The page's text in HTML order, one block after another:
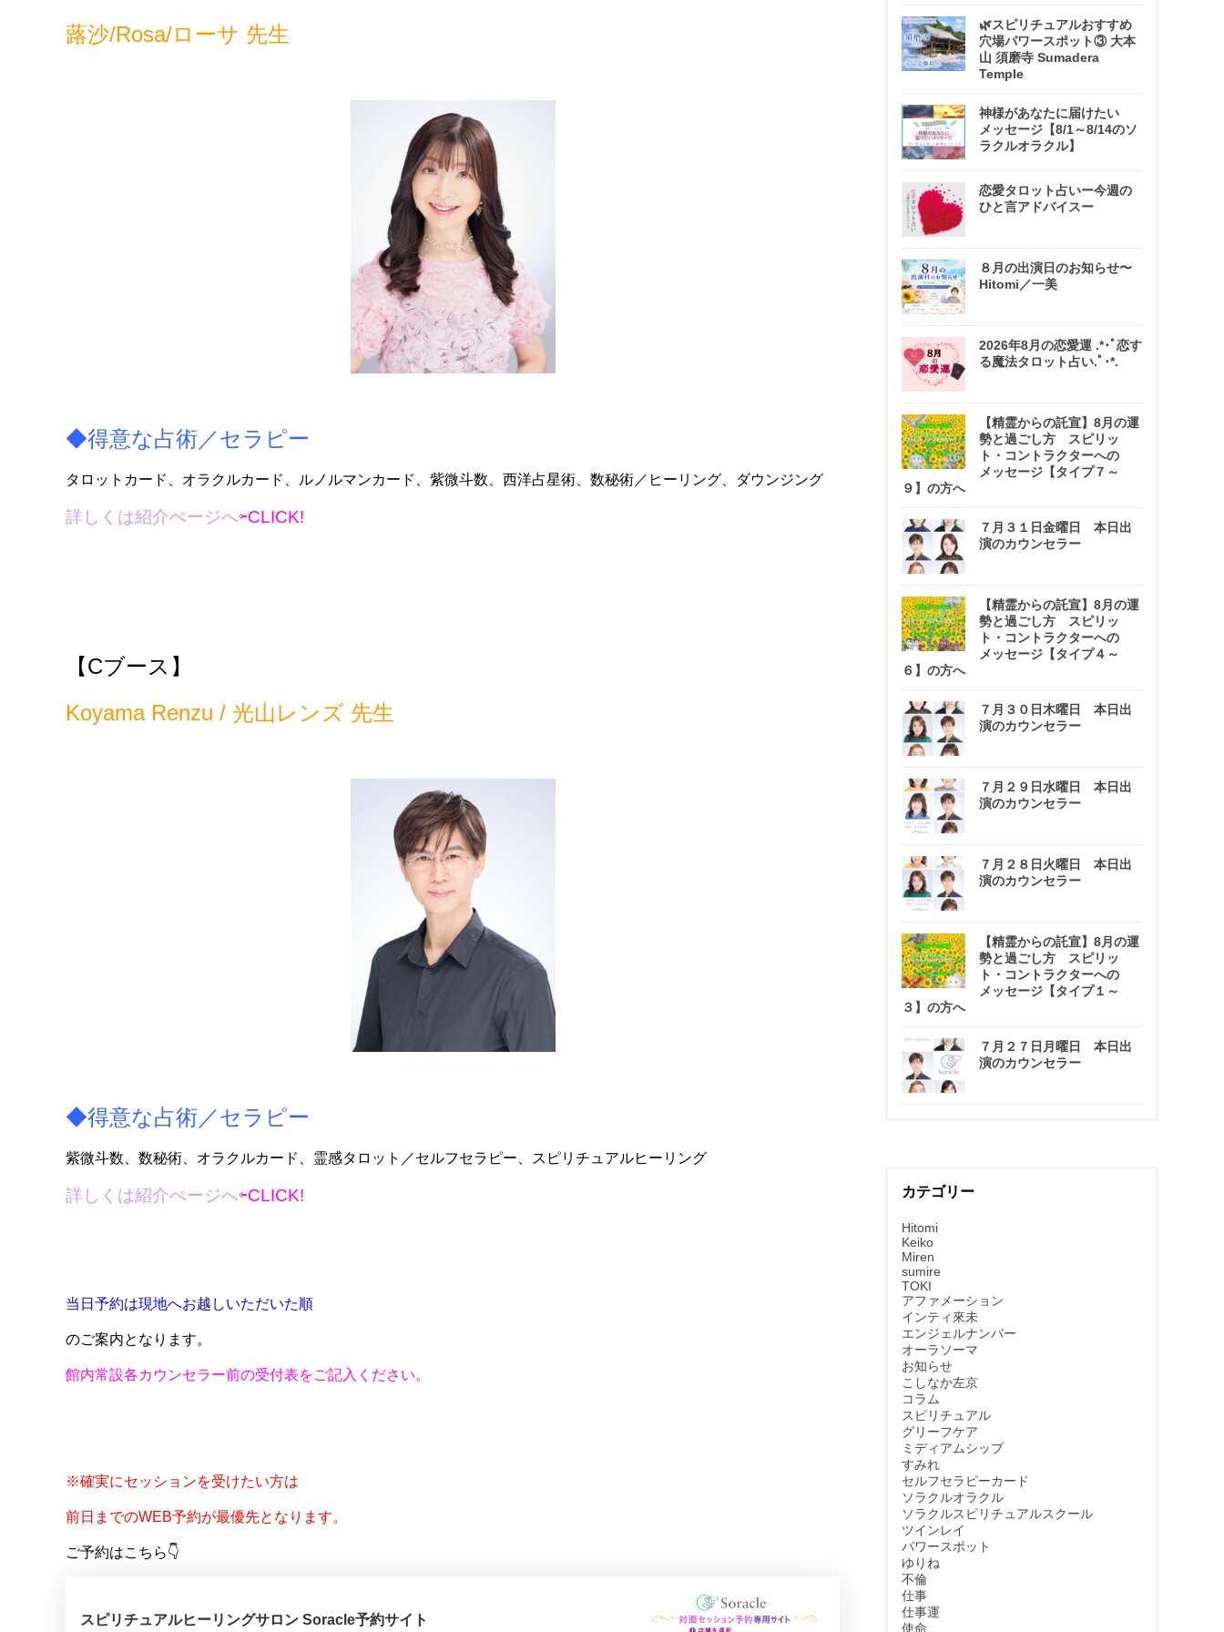
蕗沙/Rosa/ローサ 先生
◆得意な占術／セラピー
タロットカード、オラクルカード、ルノルマンカード、紫微斗数、西洋占星術、数秘術／ヒーリング、ダウンジング
詳しくは紹介ぺージへ⇦CLICK!
【Cブース】
Koyama Renzu / 光山レンズ 先生
◆得意な占術／セラピー
紫微斗数、数秘術、オラクルカード、霊感タロット／セルフセラピー、スピリチュアルヒーリング
詳しくは紹介ぺージへ⇦CLICK!
当日予約は現地へお越しいただいた順
のご案内となります。
館内常設各カウンセラー前の受付表をご記入ください。
※確実にセッションを受けたい方は
前日までのWEB予約が最優先となります。
ご予約はこちら👇
スピリチュアルヒーリングサロン Soracle予約サイト
🌿スピリチュアルおすすめ
穴場パワースポット③ 大本
山 須磨寺 Sumadera
Temple
神様があなたに届けたい
メッセージ【8/1～8/14のソ
ラクルオラクル】
恋愛タロット占いー今週の
ひと言アドバイスー
８月の出演日のお知らせ〜
Hitomi／一美
2026年8月の恋愛運 .*･ﾟ恋す
る魔法タロット占い.ﾟ･*.
【精霊からの託宣】8月の運
勢と過ごし方 スピリッ
ト・コントラクターへの
メッセージ【タイプ７～
９】の方へ
７月３１日金曜日 本日出
演のカウンセラー
【精霊からの託宣】8月の運
勢と過ごし方 スピリッ
ト・コントラクターへの
メッセージ【タイプ４～
６】の方へ
７月３０日木曜日 本日出
演のカウンセラー
７月２９日水曜日 本日出
演のカウンセラー
７月２８日火曜日 本日出
演のカウンセラー
【精霊からの託宣】8月の運
勢と過ごし方 スピリッ
ト・コントラクターへの
メッセージ【タイプ１～
３】の方へ
７月２７日月曜日 本日出
演のカウンセラー
カテゴリー
Hitomi
Keiko
Miren
sumire
TOKI
アファメーション
インティ來未
エンジェルナンバー
オーラソーマ
お知らせ
こしなか左京
コラム
スピリチュアル
グリーフケア
ミディアムシップ
すみれ
セルフセラピーカード
ソラクルオラクル
ソラクルスピリチュアルスクール
ツインレイ
パワースポット
ゆりね
不倫
仕事
仕事運
使命